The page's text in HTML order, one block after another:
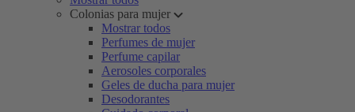
Colonias para mujer
Mostrar todos
Perfumes de mujer
Perfume capilar
Aerosoles corporales
Geles de ducha para mujer
Desodorantes